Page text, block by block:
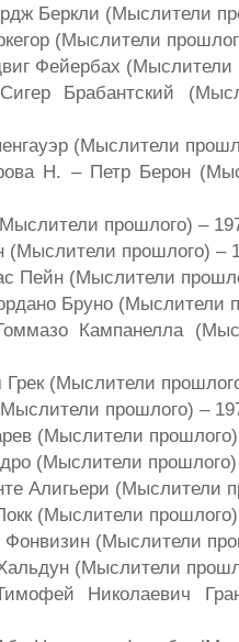
Беркли (Мыслители
(Мыслители
Фейербах (Мыслители
Брабантский
(Мыслители
Н. – Петр Берон
прошлого) –
прошлого) –
Пейн (Мыслители
Бруно (Мыслители
Кампанелла
(Мыслители
прошлого) –
(Мыслители прошлого)
(Мыслители прошлого)
Алигьери (Мыслители
(Мыслители
(Мыслители
(Мыслители
Николаевич